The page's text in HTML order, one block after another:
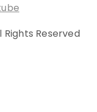
Rights Reserved